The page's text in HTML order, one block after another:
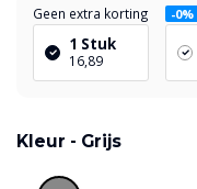
Geen extra korting
1 Stuk
16,89
-0%
Kleur - Grijs